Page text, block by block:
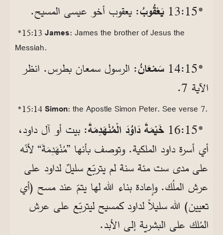
*15‏:13 يَعْقُوبُ: يعقوب أخو عيسى المسيح.
*15:13 James: James the brother of Jesus the
Messiah.
*15‏:14 سَمْعَانُ: الرسول سمعان بطرس. انظر
الآية 7.
*15:14Simon: the Apostle Simon Peter. See verse 7.
*15‏:16 خَيْمَةَ دَاوُدَ الْمُنْهَدِمَةَ: بيت أو آل داود،
أي أسرة داود الملكية. وتوصف بأنها ”مُنْهَدِمَةَ“ لأنّه
على مدى ست مئة سنة لم يتربّع سليلٌ لداود على
عرش الملُك. وإعادة بناء الله لها يتمّ عند مسح (أي
تعيين) الله سليلاً لداود كمسيح ليتربّع على عرش
المُلك على البشرية إلى الأبد.